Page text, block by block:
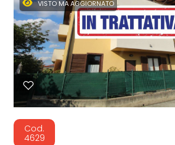
VISTO MA AGGIORNATO
Cod.
4629